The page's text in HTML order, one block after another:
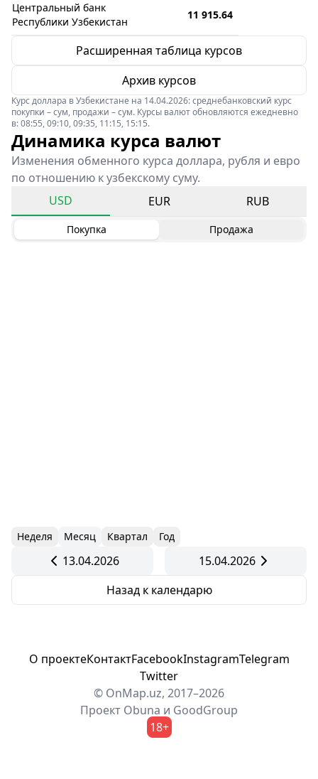
Центральный банк
Республики Узбекистан
11 915.64
Расширенная таблица курсов
Архив курсов
Курс доллара в Узбекистане на 14.04.2026: среднебанковский курс
покупки – сум, продажи – сум. Курсы валют обновляются ежедневно
в: 08:55, 09:10, 09:35, 11:15, 15:15.
Динамика курса валют
Изменения обменного курса доллара, рубля и евро
по отношению к узбекскому суму.
USD
EUR RUB
Покупка Продажа
Неделя Месяц Квартал Год
13.04.2026
15.04.2026
Назад к календарю
О проектеКонтактFacebookInstagramTelegram
Twitter
© OnMap.uz, 2017–2026
Проект Obuna и GoodGroup
18+